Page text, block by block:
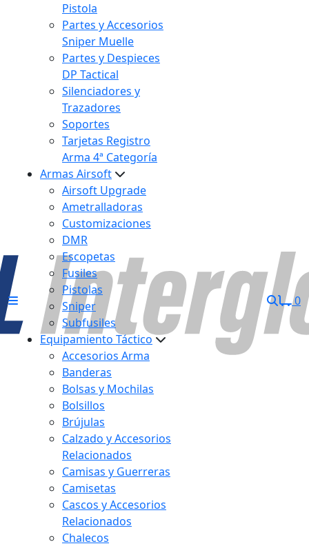
Pistola
Partes y Accesorios
Sniper Muelle
Partes y Despieces
DP Tactical
Silenciadores y
Trazadores
Soportes
Tarjetas Registro
Arma 4ª Categoría
Armas Airsoft
Airsoft Upgrade
Ametralladoras
Customizaciones
DMR
Escopetas
Fusiles
Pistolas
Sniper
Subfusiles
Equipamiento Táctico
Accesorios Arma
Banderas
Bolsas y Mochilas
Bolsillos
Brújulas
Calzado y Accesorios
Relacionados
Camisas y Guerreras
Camisetas
Cascos y Accesorios
Relacionados
Chalecos
0